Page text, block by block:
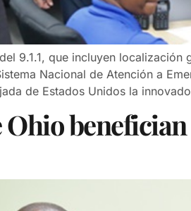
9.1.1, que incluyen
Nacional de Atención a
de Estados Unidos la